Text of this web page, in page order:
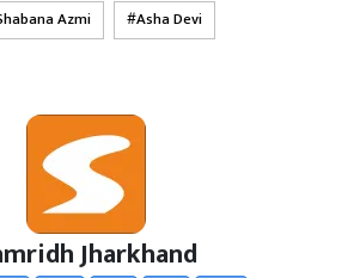
Azmi
Asha Devi
Jharkhand